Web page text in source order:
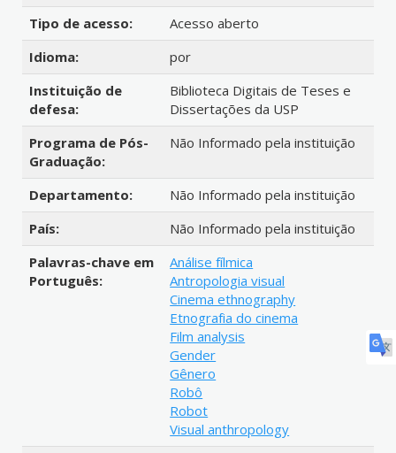
Tipo de acesso:
Acesso aberto
Idioma:
por
Instituição de
defesa:
Biblioteca Digitais de Teses e
Dissertações da USP
Programa de Pós-
Graduação:
Não Informado pela instituição
Departamento:
Não Informado pela instituição
País:
Não Informado pela instituição
Palavras-chave em
Português:
Análise fílmica
Antropologia visual
Cinema ethnography
Etnografia do cinema
Film analysis
Gender
Gênero
Robô
Robot
Visual anthropology